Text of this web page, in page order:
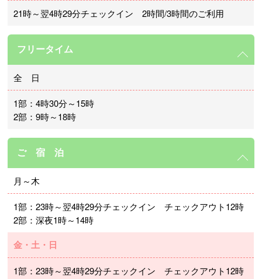
21時～翌4時29分チェックイン 2時間/3時間のご利用
フリータイム
全 日
1部：4時30分～15時
2部：9時～18時
ご 宿 泊
月～木
1部：23時～翌4時29分チェックイン チェックアウト12時
2部：深夜1時～14時
金・土・日
1部：23時～翌4時29分チェックイン チェックアウト12時